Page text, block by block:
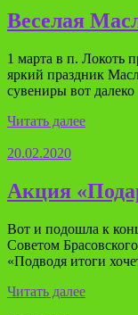
Веселая
1 марта в п. Локоть
яркий праздник
сувениры вот
Читать далее
20.02.2020
Акция
Вот и подошла к
Советом
«Подводя итоги
Читать далее